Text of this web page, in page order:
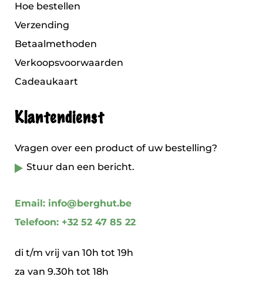
Hoe bestellen
Verzending
Betaalmethoden
Verkoopsvoorwaarden
Cadeaukaart
Klantendienst
Vragen over een product of uw bestelling?
Stuur dan een bericht.
Email: info@berghut.be
Telefoon: +32 52 47 85 22
di t/m vrij van 10h tot 19h
za van 9.30h tot 18h